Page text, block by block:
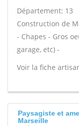
Département: 13
Construction de
- Chapes - Gros
garage, etc) -
Voir la fiche
Paysagiste et
Marseille